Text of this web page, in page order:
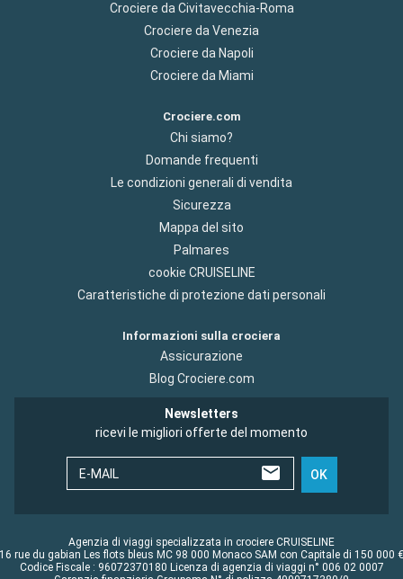
Crociere da Civitavecchia-Roma
Crociere da Venezia
Crociere da Napoli
Crociere da Miami
Crociere.com
Chi siamo?
Domande frequenti
Le condizioni generali di vendita
Sicurezza
Mappa del sito
Palmares
cookie CRUISELINE
Caratteristiche di protezione dati personali
Informazioni sulla crociera
Assicurazione
Blog Crociere.com
Newsletters
ricevi le migliori offerte del momento
E-MAIL OK
Agenzia di viaggi specializzata in crociere CRUISELINE
16 rue du gabian Les flots bleus MC 98 000 Monaco SAM con Capitale di 150 000 €
Codice Fiscale : 96072370180 Licenza di agenzia di viaggi n° 006 02 0007